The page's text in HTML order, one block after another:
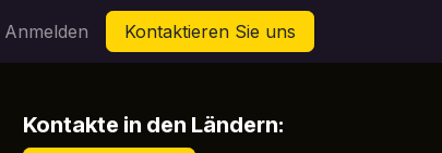
Anmelden Kontaktieren Sie uns
Kontakte in den Ländern: